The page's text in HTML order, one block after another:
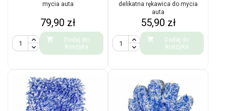
mycia auta
Cena
79,90 zł

Dodaj do
koszyka
delikatna rękawica do mycia
auta
Cena
55,90 zł

Dodaj do
koszyka